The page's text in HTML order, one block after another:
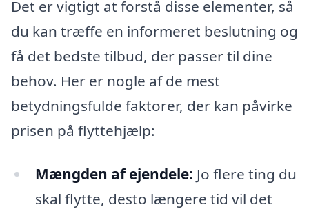
Det er vigtigt at forstå disse elementer, så
du kan træffe en informeret beslutning og
få det bedste tilbud, der passer til dine
behov. Her er nogle af de mest
betydningsfulde faktorer, der kan påvirke
prisen på flyttehjælp:
Mængden af ejendele: Jo flere ting du
skal flytte, desto længere tid vil det